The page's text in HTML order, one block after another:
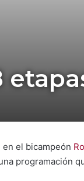
el bicampeón
programación